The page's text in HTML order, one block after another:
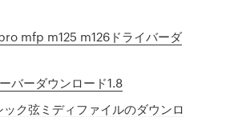
mfp m125 m126ドライバーダ
バーダウンロード1.8
ク弦ミディファイルのダウンロ